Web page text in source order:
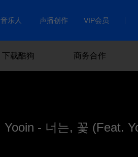
音乐人 声播创作 VIP会员
下载酷狗 商务合作